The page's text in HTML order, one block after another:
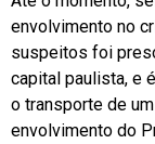
envolvimento no
suspeitos foi
capital paulista, e
o transporte de
envolvimento do